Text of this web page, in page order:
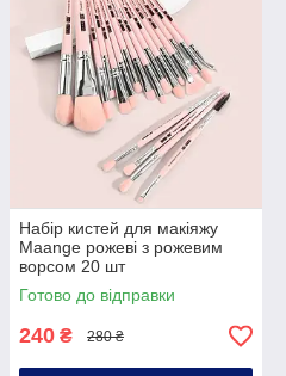
Набір кистей для макіяжу
Maange рожеві з рожевим
ворсом 20 шт
Готово до відправки
240 ₴ 280 ₴